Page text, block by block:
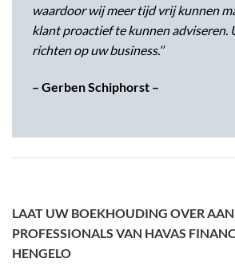
waardoor wij meer tijd vrij kunnen
klant proactief te kunnen adviseren.
richten op uw business.’’
– Gerben Schiphorst –
LAAT UW BOEKHOUDING OVER
PROFESSIONALS VAN HAVAS
HENGELO